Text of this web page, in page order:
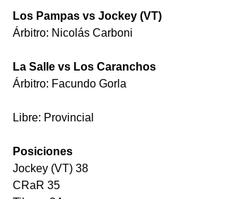
Los Pampas vs Jockey (VT)
Árbitro: Nicolás Carboni
La Salle vs Los Caranchos
Árbitro: Facundo Gorla
Libre: Provincial
Posiciones
Jockey (VT) 38
CRaR 35